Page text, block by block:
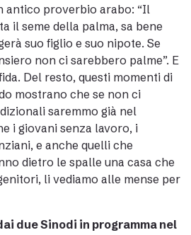
antico proverbio arabo: “Il
il seme della palma, sa bene
suo figlio e suo nipote. Se
non ci sarebbero palme”. E
Del resto, questi momenti di
mostrano che se non ci
saremmo già nel
i giovani senza lavoro, i
e anche quelli che
dietro le spalle una casa che
li vediamo alle mense per
due Sinodi in programma nel